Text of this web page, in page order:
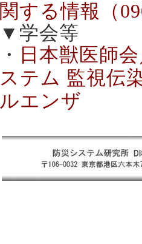
関する情報（
▼学会等
・ 日本獣医師
ステム 監視伝
ルエンザ